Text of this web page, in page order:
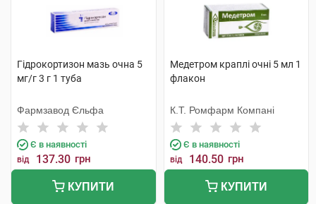
Гідрокортизон мазь очна 5
мг/г 3 г 1 туба
Фармзавод Єльфа
Є в наявності
від 137.30 грн
КУПИТИ
Медетром краплі очні 5 мл 1
флакон
К.Т. Ромфарм Компані
Є в наявності
від 140.50 грн
КУПИТИ